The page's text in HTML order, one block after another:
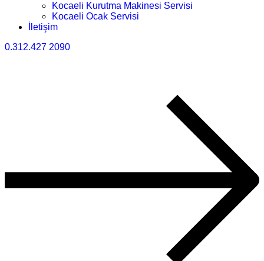
Kocaeli Kurutma Makinesi Servisi
Kocaeli Ocak Servisi
İletişim
0.312.427 2090